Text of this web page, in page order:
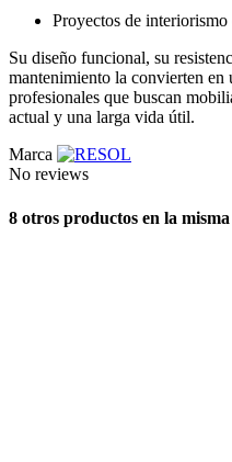
Proyectos de interiorismo
Su diseño funcional, su
mantenimiento la convierten en
profesionales que buscan
actual y una larga vida útil.
Marca
No reviews
8 otros productos en la